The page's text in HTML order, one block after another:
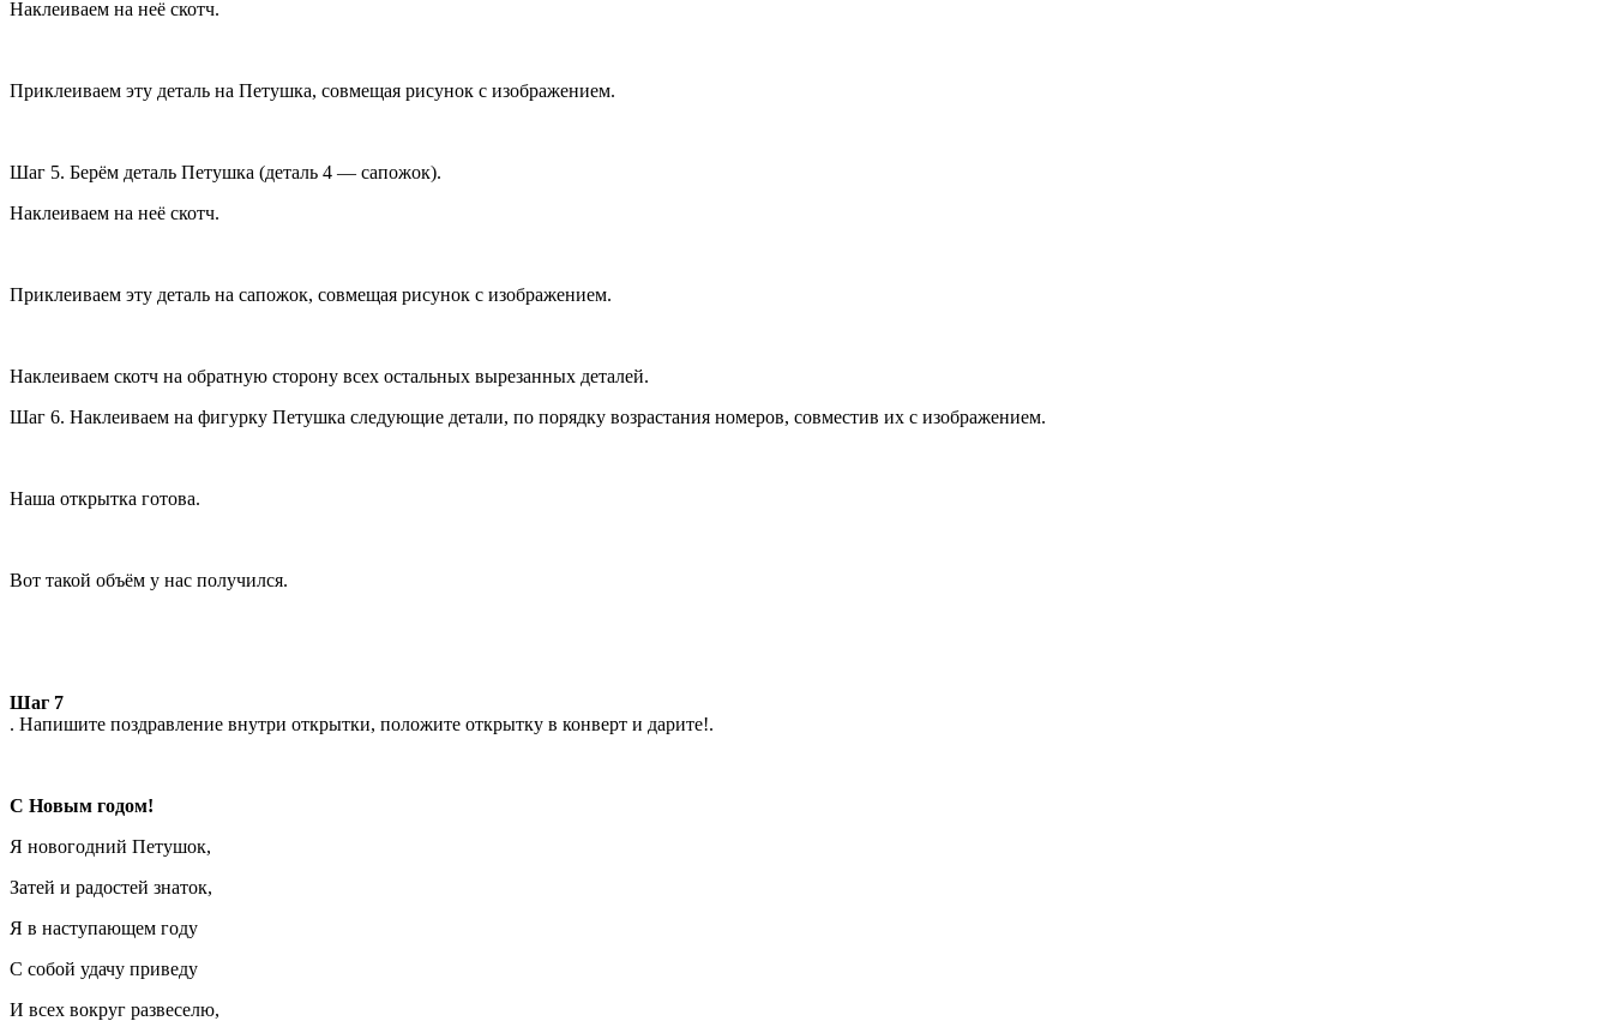
Наклеиваем на неё скотч.
Приклеиваем эту деталь на Петушка, совмещая рисунок с изображением.
Шаг 5. Берём деталь Петушка (деталь 4 — сапожок).
Наклеиваем на неё скотч.
Приклеиваем эту деталь на сапожок, совмещая рисунок с изображением.
Наклеиваем скотч на обратную сторону всех остальных вырезанных деталей.
Шаг 6. Наклеиваем на фигурку Петушка следующие детали, по порядку возрастания номеров, совместив их с изображением.
Наша открытка готова.
Вот такой объём у нас получился.
Шаг 7
. Напишите поздравление внутри открытки, положите открытку в конверт и дарите!.
С Новым годом!
Я новогодний Петушок,
Затей и радостей знаток,
Я в наступающем году
С собой удачу приведу
И всех вокруг развеселю,